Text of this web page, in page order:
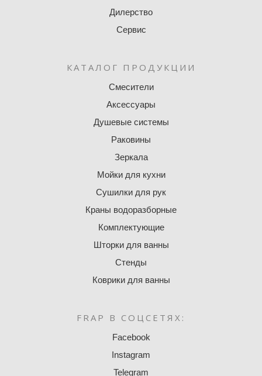
Дилерство
Сервис
КАТАЛОГ ПРОДУКЦИИ
Смесители
Аксессуары
Душевые системы
Раковины
Зеркала
Мойки для кухни
Сушилки для рук
Краны водоразборные
Комплектующие
Шторки для ванны
Стенды
Коврики для ванны
FRAP В СОЦСЕТЯХ:
Facebook
Instagram
Telegram